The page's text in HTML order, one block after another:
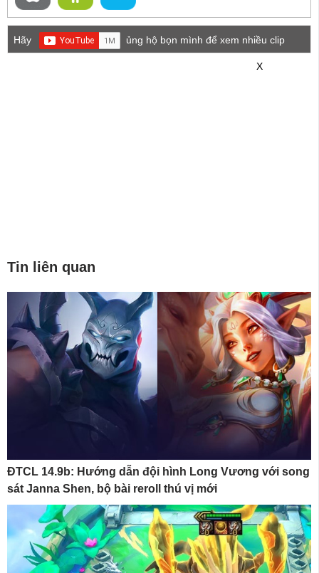
Hãy
ủng hộ bọn mình để xem nhiều clip
X
Tin liên quan
ĐTCL 14.9b: Hướng dẫn đội hình Long Vương với song
sát Janna Shen, bộ bài reroll thú vị mới